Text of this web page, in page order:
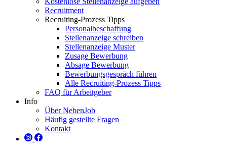
Recruitment
Recruiting-Prozess Tipps
Personalbeschaffung
Stellenanzeige schreiben
Stellenanzeige Muster
Zusage Bewerbung
Absage Bewerbung
Bewerbungsgespräch führen
Alle Recruiting-Prozess Tipps
FAQ für Arbeitgeber
Info
Über NebenJob
Häufig gestellte Fragen
Kontakt